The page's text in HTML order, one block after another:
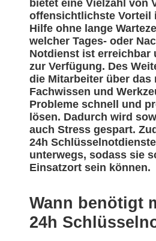
bietet eine Vielzahl von
offensichtlichste Vorteil
Hilfe ohne lange
welcher Tages- oder
Notdienst ist erreichbar
zur Verfügung. Des
die Mitarbeiter über das
Fachwissen und
Probleme schnell und
lösen. Dadurch wird
auch Stress gespart.
24h
unterwegs, sodass sie
Einsatzort sein können.
Wann benötigt
24h